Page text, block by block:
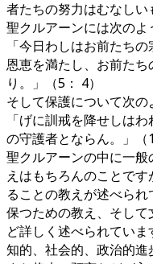
者たちの努力はむなしい
聖クルアーンには次のよ
「今日わしはお前たち
恩恵を満たし、お前た
り。」（5： 4）
そして保護について次の
「げに訓戒を降せしは
の守護者とならん。」（
聖クルアーンの中に一
えはもちろんのことで
ることの教えが述べら
保つための教え、そし
ど詳しく述べられてい
知的、社会的、政治的進